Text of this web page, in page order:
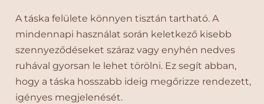
A táska felülete könnyen tisztán tartható. A
mindennapi használat során keletkező kisebb
szennyeződéseket száraz vagy enyhén nedves
ruhával gyorsan le lehet törölni. Ez segít abban,
hogy a táska hosszabb ideig megőrizze rendezett,
igényes megjelenését.